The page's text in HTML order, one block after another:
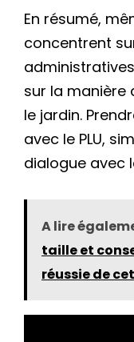
En résumé,
concentrent
sur la manière
le jardin.
avec le PLU,
dialogue avec
A lire
taille et
réussie de